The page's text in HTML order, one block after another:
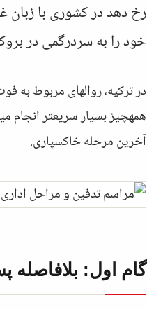
رخ دهد در کشوری با زبان
خود را به سردرگمی در
در ترکیه، روالهای مربوط به
همهچیز بسیار سریعتر انجام
آخرین مرحله خاکسپاری.
گام اول: بلافاصله